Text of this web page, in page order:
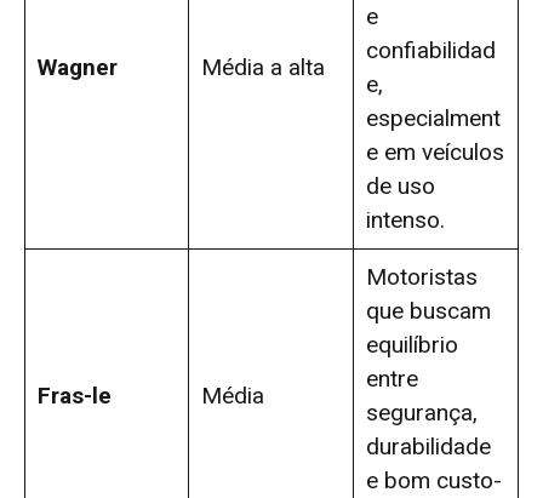
Wagner Média a alta
e
confiabilidad
e,
especialment
e em veículos
de uso
intenso.
Fras-le Média
Motoristas
que buscam
equilíbrio
entre
segurança,
durabilidade
e bom custo-